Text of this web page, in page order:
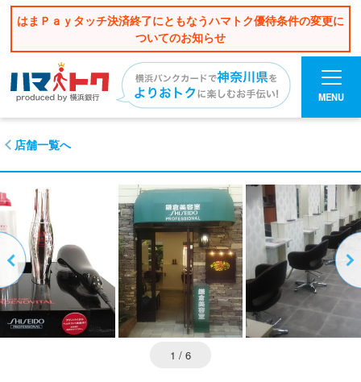
はまＰａｙタッチ決済終了にともなうハマトク優待条件の変更に
ついてのお知らせ
MENU
店舗一覧へ
1 / 6